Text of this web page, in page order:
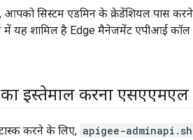
सिस्टम एडमिन के क्रेडेंशियल पास करने
में यह शामिल है Edge मैनेजमेंट एपीआई
इस्तेमाल करना एसएएमएल
करने के लिए, apigee-adminapi.sh